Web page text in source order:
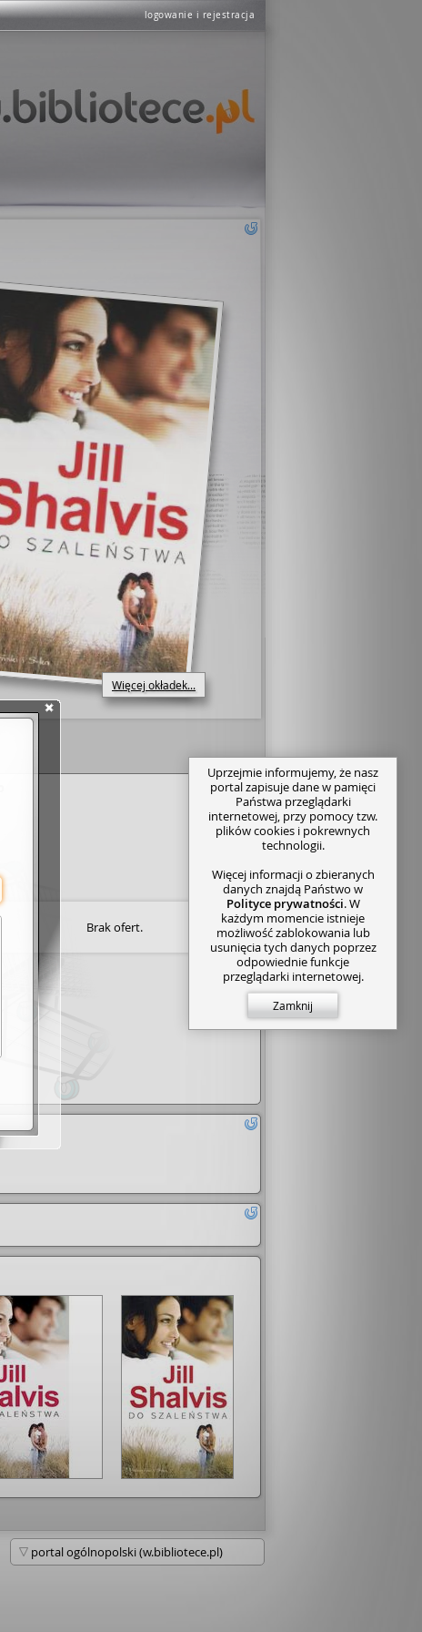
logowanie i rejestracja
Więcej okładek...
Brak ofert.
Uprzejmie informujemy, że nasz
portal zapisuje dane w pamięci
Państwa przeglądarki
internetowej, przy pomocy tzw.
plików cookies i pokrewnych
technologii.
Więcej informacji o zbieranych
danych znajdą Państwo w
Polityce prywatności. W
każdym momencie istnieje
możliwość zablokowania lub
usunięcia tych danych poprzez
odpowiednie funkcje
przeglądarki internetowej.
Zamknij